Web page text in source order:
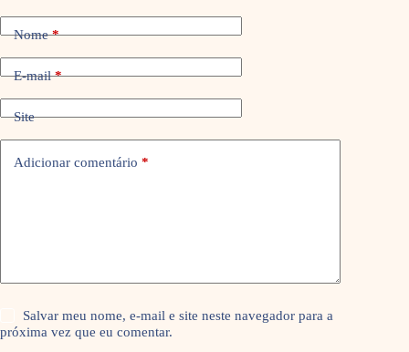
Nome*
E-mail*
Site
Adicionar comentário *
Salvar meu nome, e-mail e site neste navegador para a
próxima vez que eu comentar.